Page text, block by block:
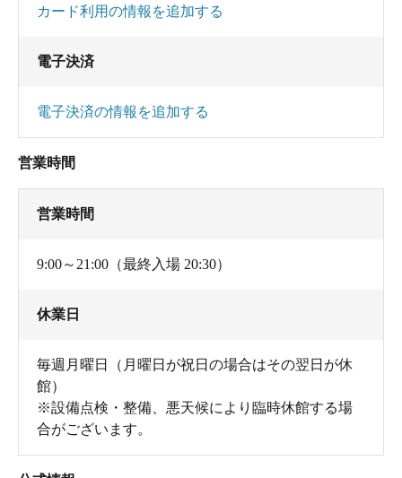
カード利用の情報を追加する
電子決済
電子決済の情報を追加する
営業時間
営業時間
9:00～21:00（最終入場 20:30）
休業日
毎週月曜日（月曜日が祝日の場合はその翌日が休
館）
※設備点検・整備、悪天候により臨時休館する場
合がございます。